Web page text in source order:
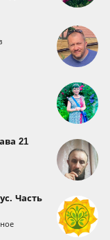
21
Часть